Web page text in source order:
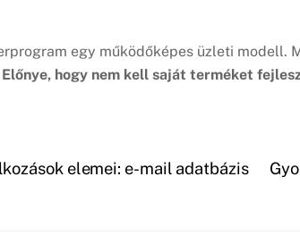
egy működőképes üzleti modell.
Előnye, hogy nem kell saját terméket
elemei: e-mail adatbázis